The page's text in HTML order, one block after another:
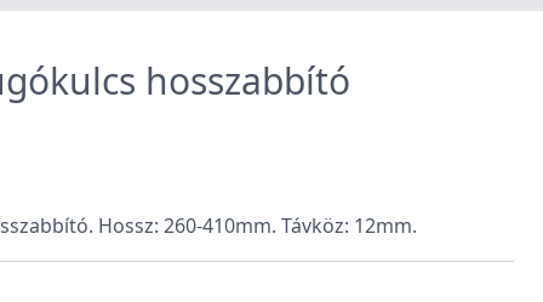
hosszabbító
Hossz: 260-410mm. Távköz: 12mm.